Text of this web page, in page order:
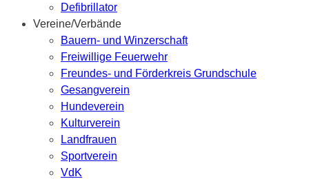
Defibrillator
Vereine/Verbände
Bauern- und Winzerschaft
Freiwillige Feuerwehr
Freundes- und Förderkreis Grundschule
Gesangverein
Hundeverein
Kulturverein
Landfrauen
Sportverein
VdK